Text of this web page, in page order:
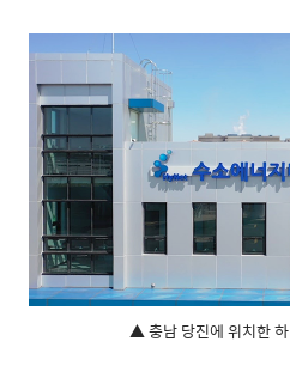
▲ 충남 당진에 위치한